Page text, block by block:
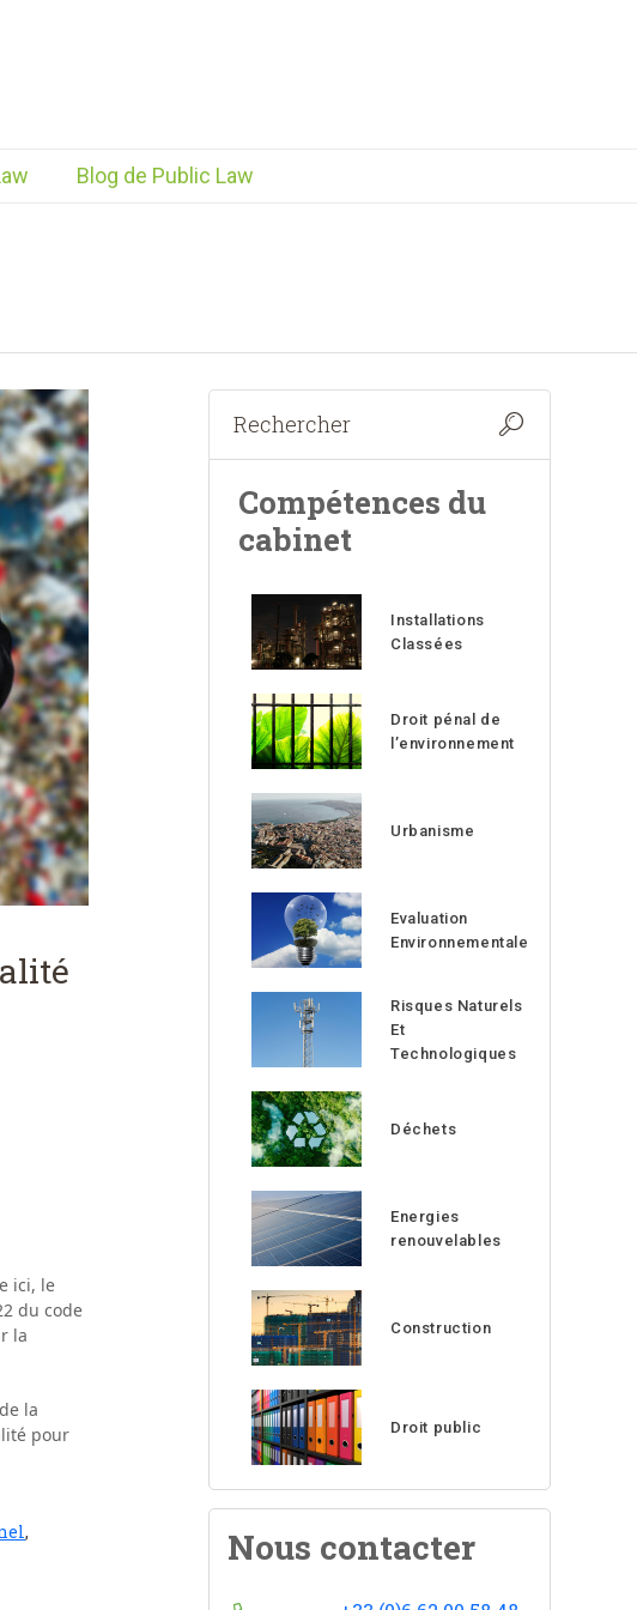
Blog de Public Law
ici, le
du code
la
la
pour
,
Compétences du
cabinet
Installations
Classées
Droit pénal de
l’environnement
Urbanisme
Evaluation
Environnementale
Risques Naturels
Et
Technologiques
Déchets
Energies
renouvelables
Construction
Droit public
Nous contacter